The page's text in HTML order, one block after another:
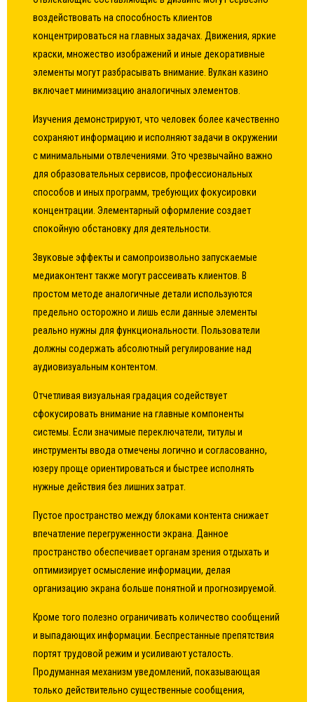
воздействовать на способность клиентов
концентрироваться на главных задачах. Движения, яркие
краски, множество изображений и иные декоративные
элементы могут разбрасывать внимание. Вулкан казино
включает минимизацию аналогичных элементов.
Изучения демонстрируют, что человек более качественно
сохраняют информацию и исполняют задачи в окружении
с минимальными отвлечениями. Это чрезвычайно важно
для образовательных сервисов, профессиональных
способов и иных программ, требующих фокусировки
концентрации. Элементарный оформление создает
спокойную обстановку для деятельности.
Звуковые эффекты и самопроизвольно запускаемые
медиаконтент также могут рассеивать клиентов. В
простом методе аналогичные детали используются
предельно осторожно и лишь если данные элементы
реально нужны для функциональности. Пользователи
должны содержать абсолютный регулирование над
аудиовизуальным контентом.
Отчетливая визуальная градация содействует
сфокусировать внимание на главные компоненты
системы. Если значимые переключатели, титулы и
инструменты ввода отмечены логично и согласованно,
юзеру проще ориентироваться и быстрее исполнять
нужные действия без лишних затрат.
Пустое пространство между блоками контента снижает
впечатление перегруженности экрана. Данное
пространство обеспечивает органам зрения отдыхать и
оптимизирует осмысление информации, делая
организацию экрана больше понятной и прогнозируемой.
Кроме того полезно ограничивать количество сообщений
и выпадающих информации. Беспрестанные препятствия
портят трудовой режим и усиливают усталость.
Продуманная механизм уведомлений, показывающая
только действительно существенные сообщения,